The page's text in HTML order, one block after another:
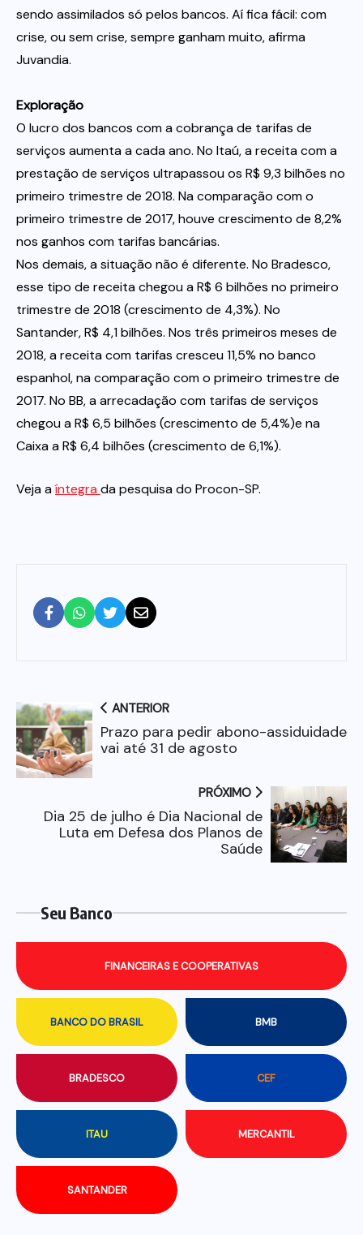
sendo assimilados só pelos bancos. Aí fica fácil: com
crise, ou sem crise, sempre ganham muito, afirma
Juvandia.
Exploração
O lucro dos bancos com a cobrança de tarifas de
serviços aumenta a cada ano. No Itaú, a receita com a
prestação de serviços ultrapassou os R$ 9,3 bilhões no
primeiro trimestre de 2018. Na comparação com o
primeiro trimestre de 2017, houve crescimento de 8,2%
nos ganhos com tarifas bancárias.
Nos demais, a situação não é diferente. No Bradesco,
esse tipo de receita chegou a R$ 6 bilhões no primeiro
trimestre de 2018 (crescimento de 4,3%). No
Santander, R$ 4,1 bilhões. Nos três primeiros meses de
2018, a receita com tarifas cresceu 11,5% no banco
espanhol, na comparação com o primeiro trimestre de
2017. No BB, a arrecadação com tarifas de serviços
chegou a R$ 6,5 bilhões (crescimento de 5,4%)e na
Caixa a R$ 6,4 bilhões (crescimento de 6,1%).
Veja aíntegra da pesquisa do Procon-SP.
ANTERIOR
Prazo para pedir abono-assiduidade
vai até 31 de agosto
PRÓXIMO
Dia 25 de julho é Dia Nacional de
Luta em Defesa dos Planos de
Saúde
Seu Banco
BANCO DO BRASIL BMB
BRADESCO CEF
FINANCEIRAS E COOPERATIVAS
ITAU MERCANTIL
SANTANDER